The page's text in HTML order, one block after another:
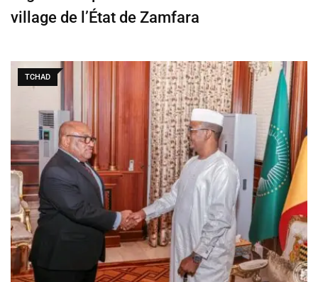
village de l’État de Zamfara
TCHAD